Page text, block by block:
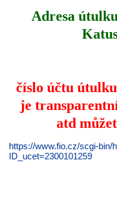
Adresa
číslo účtu útulku
je
atd
https://www.fio.cz/scgi-bin/
ID_ucet=2300101259